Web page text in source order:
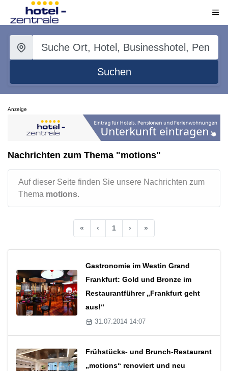
Suchen
Anzeige
Nachrichten zum Thema "motions"
Auf dieser Seite finden Sie unsere Nachrichten zum
Thema motions.
« ‹ 1 › »
Gastronomie im Westin Grand
Frankfurt: Gold und Bronze im
Restaurantführer „Frankfurt geht
aus!“
31.07.2014 14:07
Frühstücks- und Brunch-Restaurant
„motions“ renoviert und neu